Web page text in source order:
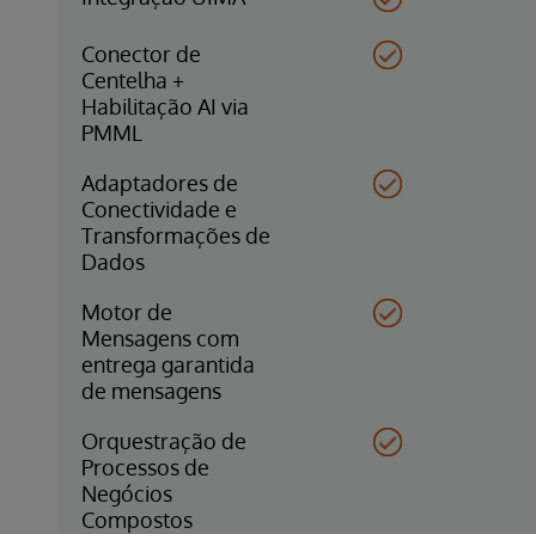
Conector de
Centelha +
Habilitação AI via
PMML
Adaptadores de
Conectividade e
Transformações de
Dados
Motor de
Mensagens com
entrega garantida
de mensagens
Orquestração de
Processos de
Negócios
Compostos